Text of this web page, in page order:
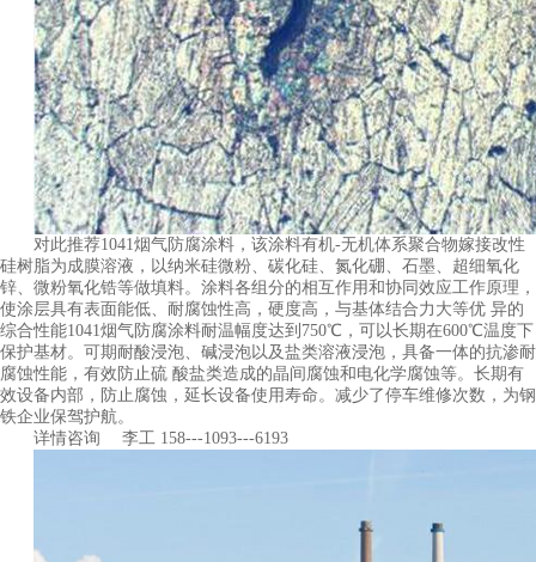
对此推荐1041烟气防腐涂料，该涂料有机-无机体系聚合物嫁接改性
硅树脂为成膜溶液，以纳米硅微粉、碳化硅、氮化硼、石墨、超细氧化
锌、微粉氧化锆等做填料。涂料各组分的相互作用和协同效应工作原理，
使涂层具有表面能低、耐腐蚀性高，硬度高，与基体结合力大等优 异的
综合性能1041烟气防腐涂料耐温幅度达到750℃，可以长期在600℃温度下
保护基材。可期耐酸浸泡、碱浸泡以及盐类溶液浸泡，具备一体的抗渗耐
腐蚀性能，有效防止硫 酸盐类造成的晶间腐蚀和电化学腐蚀等。长期有
效设备内部，防止腐蚀，延长设备使用寿命。减少了停车维修次数，为钢
铁企业保驾护航。
详情咨询 李工 158---1093---6193